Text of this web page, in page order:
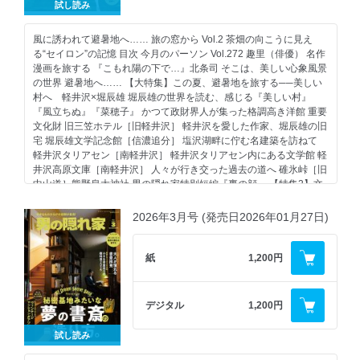
試し読み
風に誘われて避暑地へ…… 旅の窓から Vol.2 茶畑の向こうに見え
る“セイロン”の記憶 目次 今月のパーソン Vol.272 趣里（俳優） 名作
漫画を旅する 『こもれ陽の下で…』北条司 そこは、美しい心象風景
の世界 避暑地へ…… 【大特集】この夏、避暑地を旅する──美しい
村へ 軽井沢×堀辰雄 堀辰雄の世界を読む、感じる『美しい村』
『風立ちぬ』『菜穂子』 かつて政財界人が集った格調高き洋館 重要
文化財 旧三笠ホテル［旧軽井沢］ 軽井沢を愛した作家、堀辰雄の旧
宅 堀辰雄文学記念館［信濃追分］ 塩沢湖畔に佇む名建築を訪ねて
軽井沢タリアセン［南軽井沢］ 軽井沢タリアセン内にある文学館 軽
井沢高原文庫［南軽井沢］ 人々が行き交った過去の道へ 碓氷峠［旧
中山道］熊野皇大神社 男の隠れ家特別短編『裏の顔』 【特集2】文
む奥入瀬の夏 ひとり野球部を訪ねて、海風が吹く丘の上に 【特集
3】暑さも逃げ出す“避暑地”怪談夜話 夏の余暇を豊かにする、心地よ
い場所を求めて… 大人の極上癒し宿8 夢の羅針盤 Vol.10 田岡亮祐
（鞄職人） 大人が読みたい今月のMANGA 伝統に焦点を──Focus
on Tradition ほろ酔い編集・田村巴のちょっと一杯やらないか？ GO
OUT CAMP vol.22 告知 インフォメーション 読者プレゼント／アン
ケートのお願い 隠れ家通信／編集部だより バックナンバーのご案内
男の逸品 ─決める、見極める─ 次回予告／奥付 裏表紙
試し読み
2026年3月号 (発売日2026年01月27日)
紙 1,200円
デジタル 1,200円